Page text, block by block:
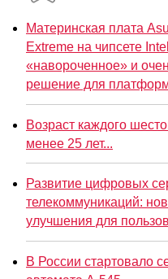
Материнская плата
Extreme на чипсете
«навороченное» и
решение для
Возраст каждого
менее 25 лет...
Развитие цифровых
телекоммуникаций:
улучшения для
В России стартовало